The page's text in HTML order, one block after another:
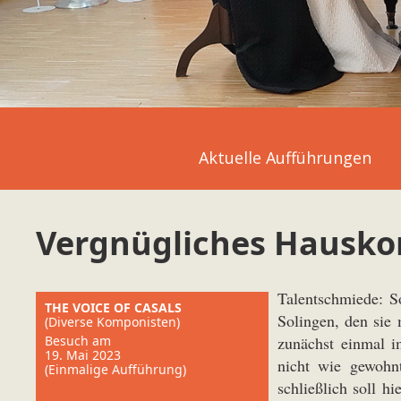
Aktuelle Aufführungen
Vergnügliches
THE VOICE OF CASALS
(Diverse Komponisten)
Besuch am
19. Mai 2023
(Einmalige Aufführung)
Talentschmiede:
Solingen, den sie
zunächst einmal
nicht wie
schließlich soll